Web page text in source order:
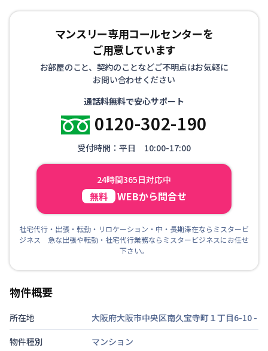
マンスリー専用コールセンターを
ご用意しています
お部屋のこと、契約のことなどご不明点はお気軽に
お問い合わせください
通話料無料で安心サポート
0120-302-190
受付時間：平日 10:00-17:00
24時間365日対応中
無料 WEBから問合せ
社宅代行・出張・転勤・リロケーション・中・長期滞在ならミスタービ
ジネス 急な出張や転勤・社宅代行業務ならミスタービジネスにお任せ
下さい。
物件概要
所在地 大阪府大阪市中央区南久宝寺町１丁目6-10 -
物件種別
マンション